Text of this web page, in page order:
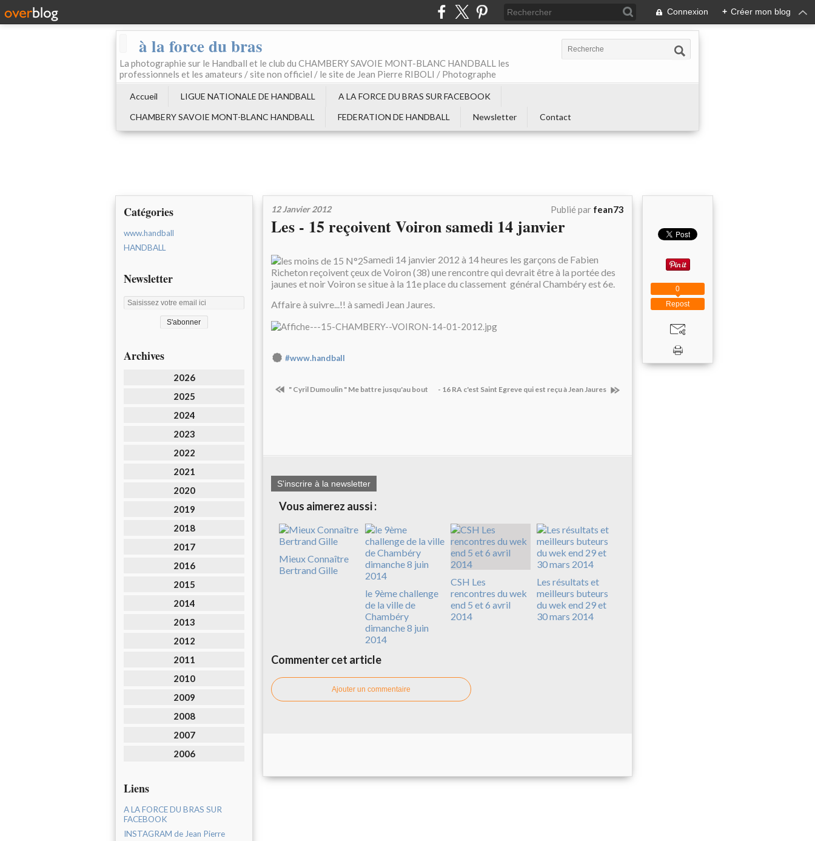
Connexion + Créer mon blog
à la force du bras
La photographie sur le Handball et le club du CHAMBERY SAVOIE MONT-BLANC HANDBALL les
professionnels et les amateurs / site non officiel / le site de Jean Pierre RIBOLI / Photographe
Accueil LIGUE NATIONALE DE HANDBALL
A LA FORCE DU BRAS SUR FACEBOOK
CHAMBERY SAVOIE MONT-BLANC HANDBALL
FEDERATION DE HANDBALL Newsletter Contact
Catégories
www.handball
HANDBALL
Newsletter
Archives
2026
2025
2024
2023
2022
2021
2020
2019
2018
2017
2016
2015
2014
2013
2012
2011
2010
2009
2008
2007
2006
Liens
A LA FORCE DU BRAS SUR
FACEBOOK
INSTAGRAM de Jean Pierre
12 Janvier 2012 Publié par fean73
Les - 15 reçoivent Voiron samedi 14 janvier
Samedi 14 janvier 2012 à 14 heures les garçons de Fabien
Richeton reçoivent çeux de Voiron (38) une rencontre qui devrait être à la portée des
jaunes et noir Voiron se situe à la 11e place du classement général Chambéry est 6e.
Affaire à suivre...!! à samedi Jean Jaures.
#www.handball
" Cyril Dumoulin " Me battre jusqu'au bout - 16 RA c'est Saint Egreve qui est reçu à Jean Jaures
S'inscrire à la newsletter
Vous aimerez aussi :
Mieux Connaître
Bertrand Gille
le 9ème challenge
de la ville de
Chambéry
dimanche 8 juin
2014
CSH Les
rencontres du wek
end 5 et 6 avril
2014
Les résultats et
meilleurs buteurs
du wek end 29 et
30 mars 2014
Commenter cet article
Ajouter un commentaire
Repost
0